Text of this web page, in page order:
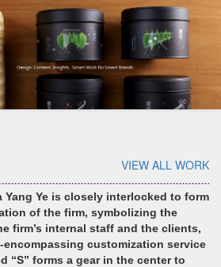
VIEW ALL WORK
Yang Ye is closely interlocked to form
of the firm, symbolizing the
firm’s internal staff and the clients,
encompassing customization service
“S” forms a gear in the center to